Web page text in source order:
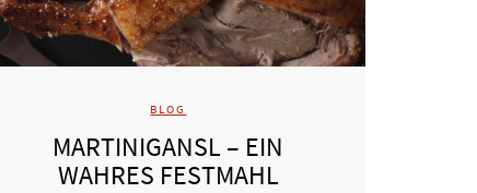
BLOG
MARTINIGANSL – EIN
WAHRES FESTMAHL